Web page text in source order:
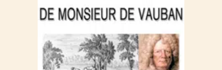
maladie, et qu’il n’a cessé de poursuivre jusqu’à sa mort en
1707. En cette année de tricentenaire, assez pauvre en
publication originale sur l’oeuvre ou la personnalité du grand
maréchal, cette initiative doit être saluée avec l’importance
qu’elle mérite. Jamais les Oisivetés du grand bâtisseur, qui était